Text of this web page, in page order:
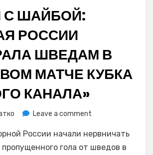
С ШАЙБОЙ:
РОССИИ
ШВЕДАМ В
МАТЧЕ КУБКА
КАНАЛА»
Leave a comment
с
шайбой:
России начали нервничать
пропущенного гола от шведов в